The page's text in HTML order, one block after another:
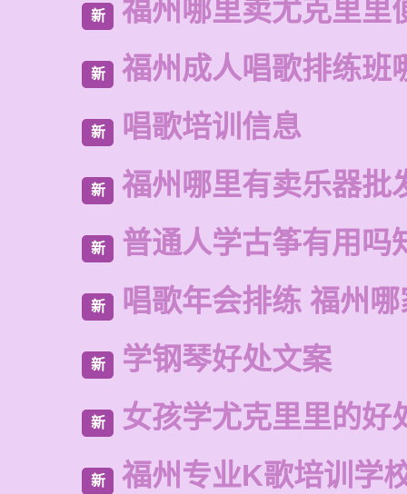
新 福州哪里卖尤克里里
新 福州成人唱歌排练班
新 唱歌培训信息
新 福州哪里有卖乐器批
新 普通人学古筝有用吗
新 唱歌年会排练 福州
新 学钢琴好处文案
新 女孩学尤克里里的好
新 福州专业K歌培训学